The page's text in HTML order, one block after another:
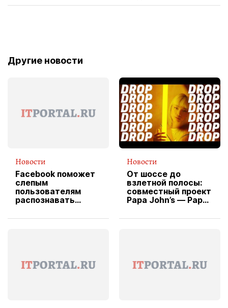
Другие новости
Новости
Facebook поможет
слепым
пользователям
распознавать
Новости
От шоссе до
взлетной полосы:
совместный проект
Papa John’s — Papa
вводит